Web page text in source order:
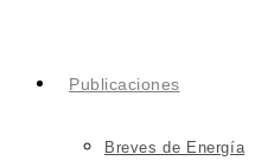
Publicaciones
Breves de Energía